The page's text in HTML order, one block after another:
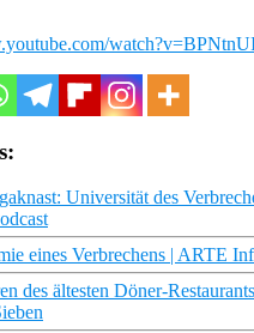
Universität des
eines Verbrechens | ARTE
des ältesten Döner-